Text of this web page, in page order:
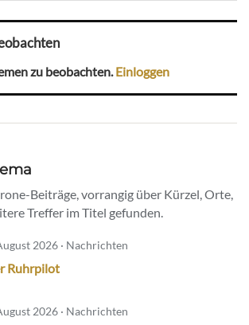
zu beobachten.Einloggen
Beiträge, vorrangig über Kürzel, Orte,
Treffer im Titel gefunden.
2026 · Nachrichten
Ruhrpilot
2026 · Nachrichten